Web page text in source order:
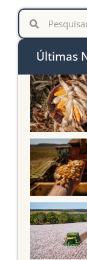
Últimas